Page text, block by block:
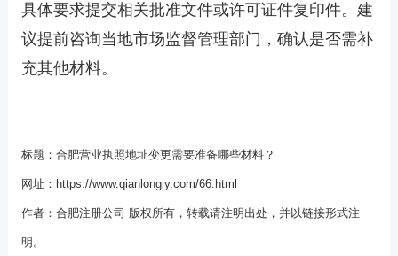
具体要求提交相关批准文件或许可证件复印件。建
议提前咨询当地市场监督管理部门，确认是否需补
充其他材料。
标题： 合肥营业执照地址变更需要准备哪些材料？
网址： https://www.qianlongjy.com/66.html
作者： 合肥注册公司 版权所有，转载请注明出处，并以链接形式注
明。